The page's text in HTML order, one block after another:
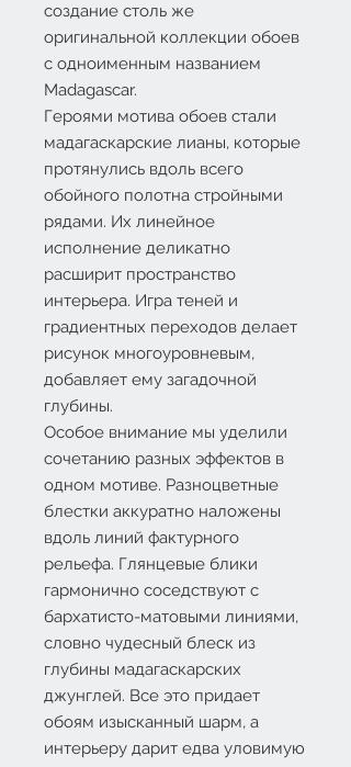
создание столь же
оригинальной коллекции обоев
с одноименным названием
Madagascar.
Героями мотива обоев стали
мадагаскарские лианы, которые
протянулись вдоль всего
обойного полотна стройными
рядами. Их линейное
исполнение деликатно
расширит пространство
интерьера. Игра теней и
градиентных переходов делает
рисунок многоуровневым,
добавляет ему загадочной
глубины.
Особое внимание мы уделили
сочетанию разных эффектов в
одном мотиве. Разноцветные
блестки аккуратно наложены
вдоль линий фактурного
рельефа. Глянцевые блики
гармонично соседствуют с
бархатисто-матовыми линиями,
словно чудесный блеск из
глубины мадагаскарских
джунглей. Все это придает
обоям изысканный шарм, а
интерьеру дарит едва уловимую